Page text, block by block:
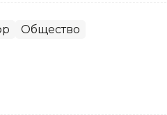
Общество